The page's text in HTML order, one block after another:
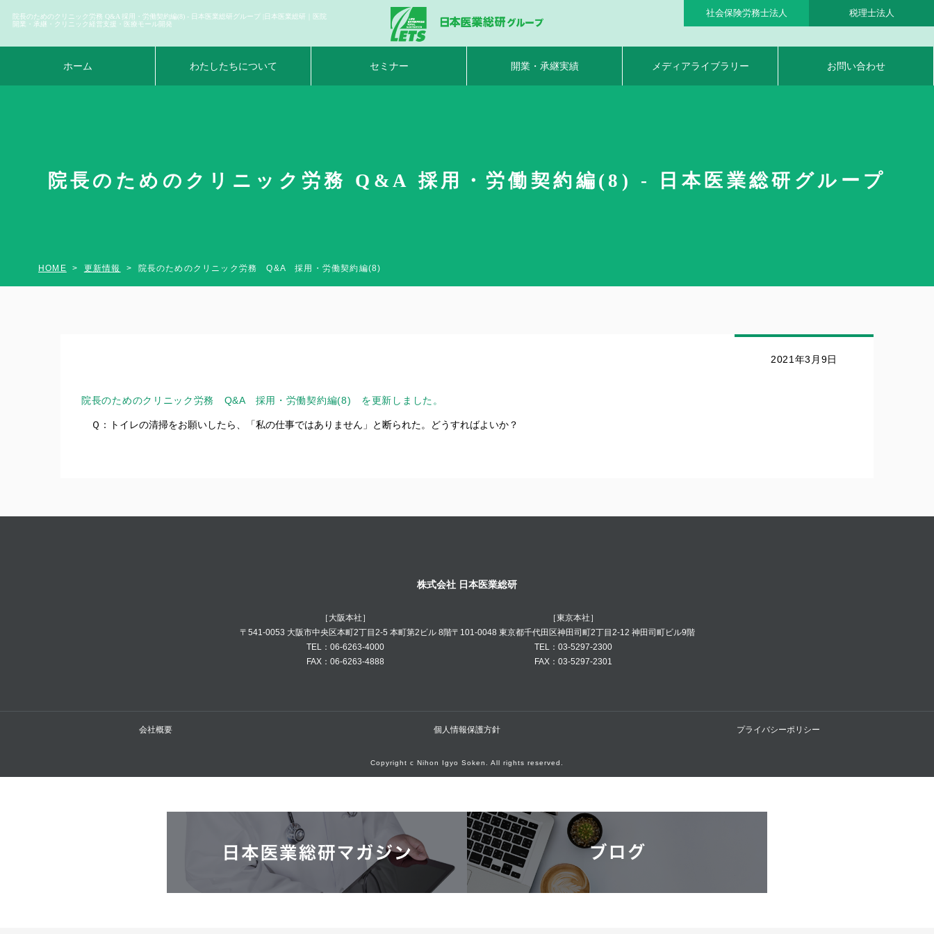
院長のためのクリニック労務 Q&A 採用・労働契約編(8) - 日本医業総研グループ |日本医業総研｜医院
開業・承継・クリニック経営支援・医療モール開発
社会保険労務士法人 税理士法人
ホーム わたしたちについて セミナー 開業・承継実績 メディアライブラリー お問い合わせ
院長のためのクリニック労務 Q&A 採用・労働契約編(8) - 日本医業総研グループ
HOME 更新情報 院長のためのクリニック労務 Q&A 採用・労働契約編(8)
2021年3月9日
院長のためのクリニック労務 Q&A 採用・労働契約編(8) を更新しました。
Ｑ： トイレの清掃をお願いしたら、「私の仕事ではありません」と断られた。どうすればよいか？
株式会社 日本医業総研
［大阪本社］
〒541-0053 大阪市中央区本町2丁目2-5 本町第2ビル 8階
TEL：06-6263-4000
FAX：06-6263-4888
［東京本社］
〒101-0048 東京都千代田区神田司町2丁目2-12 神田司町ビル9階
TEL：03-5297-2300
FAX：03-5297-2301
会社概要 個人情報保護方針 プライバシーポリシー
Copyright c Nihon Igyo Soken. All rights reserved.